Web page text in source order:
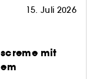
15. Juli 2026
mit